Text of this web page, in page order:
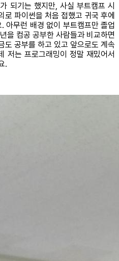
되기는 했지만, 사실 부트캠프 시
로 파이썬을 처음 접했고 귀국 후에
아무런 배경 없이 부트캠프만 졸업
을 컴공 공부한 사람들과 비교하면
도 공부를 하고 있고 앞으로도 계속
저는 프로그래밍이 정말 재밌어서
.